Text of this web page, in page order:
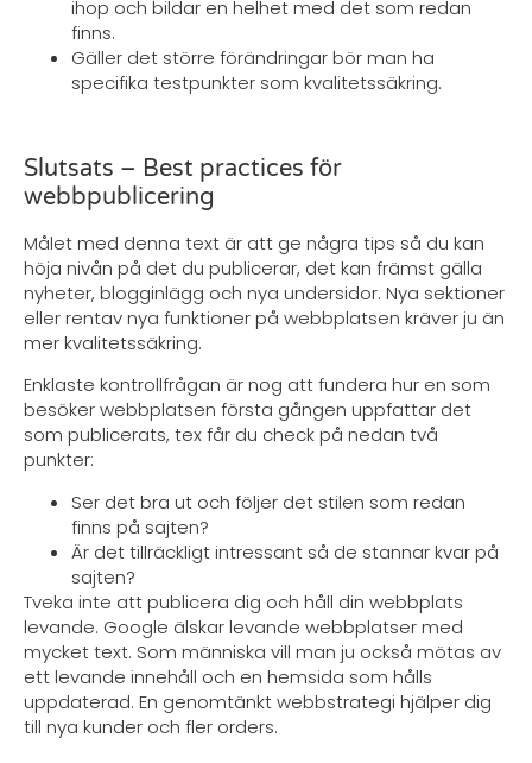
ihop och bildar en helhet med det som redan
finns.
Gäller det större förändringar bör man ha
specifika testpunkter som kvalitetssäkring.
Slutsats – Best practices för
webbpublicering
Målet med denna text är att ge några tips så du kan
höja nivån på det du publicerar, det kan främst gälla
nyheter, blogginlägg och nya undersidor. Nya sektioner
eller rentav nya funktioner på webbplatsen kräver ju än
mer kvalitetssäkring.
Enklaste kontrollfrågan är nog att fundera hur en som
besöker webbplatsen första gången uppfattar det
som publicerats, tex får du check på nedan två
punkter:
Ser det bra ut och följer det stilen som redan
finns på sajten?
Är det tillräckligt intressant så de stannar kvar på
sajten?
Tveka inte att publicera dig och håll din webbplats
levande. Google älskar levande webbplatser med
mycket text. Som människa vill man ju också mötas av
ett levande innehåll och en hemsida som hålls
uppdaterad. En genomtänkt webbstrategi hjälper dig
till nya kunder och fler orders.